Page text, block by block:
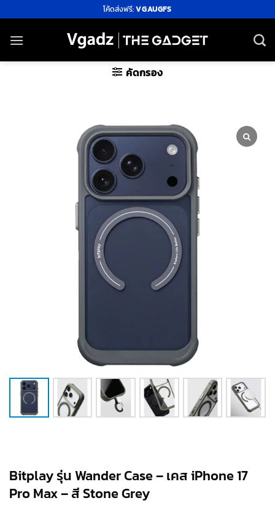
ไป
ยัง
โค้ดส่งฟรี:VGAUGFS
คัดกรอง
Bitplay รุ่น Wander Case – เคส iPhone 17
Pro Max – สี Stone Grey